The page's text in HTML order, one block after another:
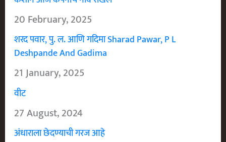
20 February, 2025
शरद पवार, पु. ल. आणि गदिमा Sharad Pawar, P L
Deshpande And Gadima
21 January, 2025
वीट
27 August, 2024
अंधाराला छेदण्याची गरज आहे